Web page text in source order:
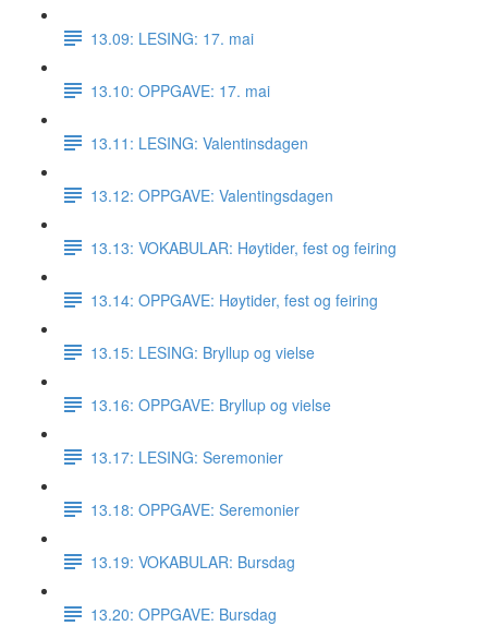
13.09: LESING: 17. mai
13.10: OPPGAVE: 17. mai
13.11: LESING: Valentinsdagen
13.12: OPPGAVE: Valentingsdagen
13.13: VOKABULAR: Høytider, fest og feiring
13.14: OPPGAVE: Høytider, fest og feiring
13.15: LESING: Bryllup og vielse
13.16: OPPGAVE: Bryllup og vielse
13.17: LESING: Seremonier
13.18: OPPGAVE: Seremonier
13.19: VOKABULAR: Bursdag
13.20: OPPGAVE: Bursdag